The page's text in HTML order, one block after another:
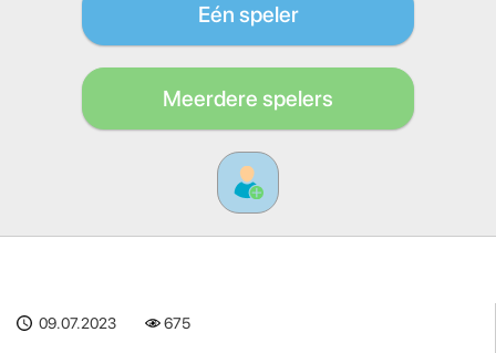
Eén speler
Meerdere spelers
09.07.2023 675